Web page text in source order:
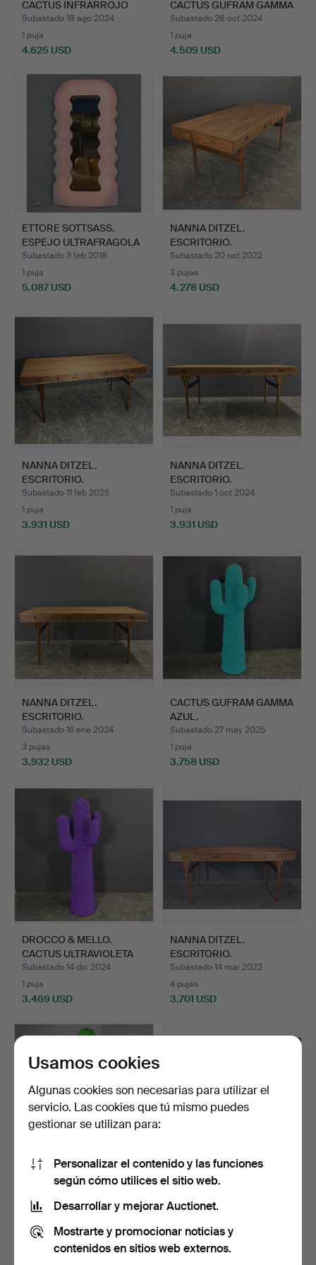
CACTUS INFRARROJO
GUFRAM.
Subastado 18 ago 2024
1 puja
4.625 USD
CACTUS GUFRAM GAMMA
BLUE.
Subastado 28 oct 2024
1 puja
4.509 USD
ETTORE SOTTSASS.
ESPEJO ULTRAFRAGOLA
POLTR…
Subastado 3 feb 2018
1 puja
5.087 USD
NANNA DITZEL.
ESCRITORIO.
Subastado 20 oct 2022
3 pujas
4.278 USD
NANNA DITZEL.
ESCRITORIO.
Subastado 11 feb 2025
1 puja
3.931 USD
NANNA DITZEL.
ESCRITORIO.
Subastado 1 oct 2024
1 puja
3.931 USD
NANNA DITZEL.
ESCRITORIO.
Subastado 16 ene 2024
3 pujas
3.932 USD
CACTUS GUFRAM GAMMA
AZUL.
Subastado 27 may 2025
1 puja
3.758 USD
DROCCO & MELLO.
CACTUS ULTRAVIOLETA
GUFRAM.
Subastado 14 dic 2024
1 puja
3.469 USD
NANNA DITZEL.
ESCRITORIO.
Subastado 14 mar 2022
4 pujas
3.701 USD
GUIDO DROCCO &
FRANCO MELLO. CACTUS
DE GUF…
Subastado 29 jun 2023
3.122 USD
NANNA DITZEL.
Subastado 6 ago 2022
3.469 USD
Usamos cookies
Algunas cookies son necesarias para utilizar el
servicio. Las cookies que tú mismo puedes
gestionar se utilizan para:
Personalizar el contenido y las funciones
según cómo utilices el sitio web.
Desarrollar y mejorar Auctionet.
Mostrarte y promocionar noticias y
contenidos en sitios web externos.